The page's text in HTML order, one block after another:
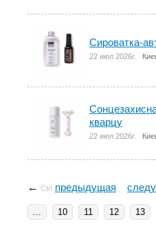
Сироватка-
22 июл 2026г.
кварцу
22 июл 2026г.
← Ctrl предыдущая
... 10 11 12 13